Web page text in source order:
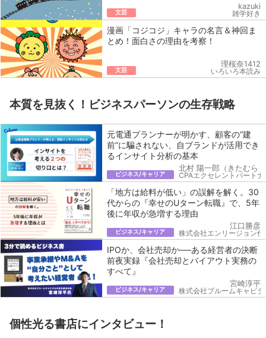
文芸
kazuki
雑学好き
漫画「コジコジ」キャラの名言＆神回ま
とめ！面白さの理由を考察！
文芸
理桜奈1412
いろいろ本読み
本質を見抜く！ビジネスパーソンの生存戦略
元電通プランナーが明かす、顧客の“建
前”に騙されない、自ブランドが活用でき
るインサイト分析の基本
ビジネス/キャリア
北村 陽一郎（きたむら
CPAエクセレントパート
「地方は給料が低い」の誤解を解く。30
代からの『幸せのUターン転職』で、5年
後に年収が急増する理由
ビジネス/キャリア
江口勝彦
株式会社エンリージョン代
IPOか、会社売却か──ある経営者の決断
前夜実録『会社売却とバイアウト実務の
すべて』
ビジネス/キャリア
宮崎淳平
株式会社ブルームキャピ
個性光る書店にインタビュー！